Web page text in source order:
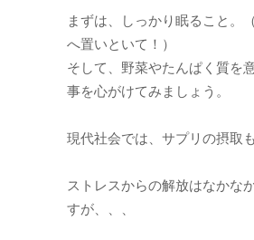
まずは、しっかり眠ること。
へ置いといて！）
そして、野菜やたんぱく質を
事を心がけてみましょう。
現代社会では、サプリの摂取
ストレスからの解放はなかな
すが、、、